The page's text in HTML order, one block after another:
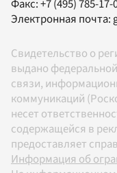
Факс:+7 (495) 785-17-
Электронная почта:
Свидетельство о
выдано
связи,
коммуникаций
несет
содержащейся в
предоставляет
Информация об